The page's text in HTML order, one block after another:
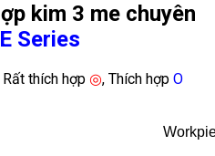
kim 3 me chuyên
Series
thích hợp ◎, Thích hợp Ο